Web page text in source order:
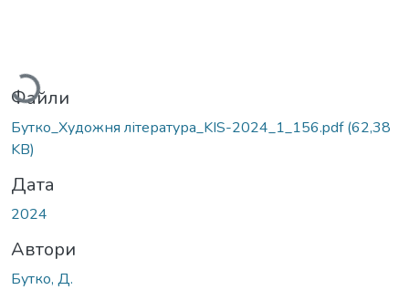
Вантажиться...
Файли
Бутко_Художня література_KIS-2024_1_156.pdf(62,38
KB)
Дата
2024
Автори
Бутко, Д.